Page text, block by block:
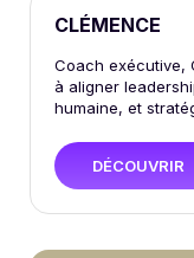
CLÉMENCE
Coach exécutive,
à aligner
humaine, et
DÉCOUVRIR